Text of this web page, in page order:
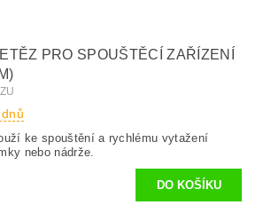
PRO SPOUŠTĚCÍ ZAŘÍZENÍ
ke spouštění a rychlému vytažení
nebo nádrže.